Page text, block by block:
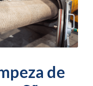
de